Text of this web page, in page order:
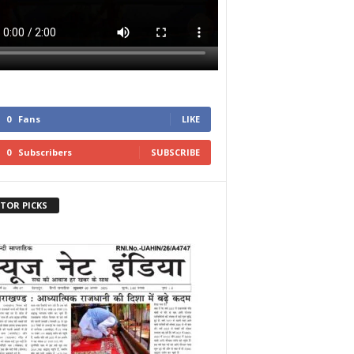
0 Fans LIKE
0 Subscribers SUBSCRIBE
PICKS